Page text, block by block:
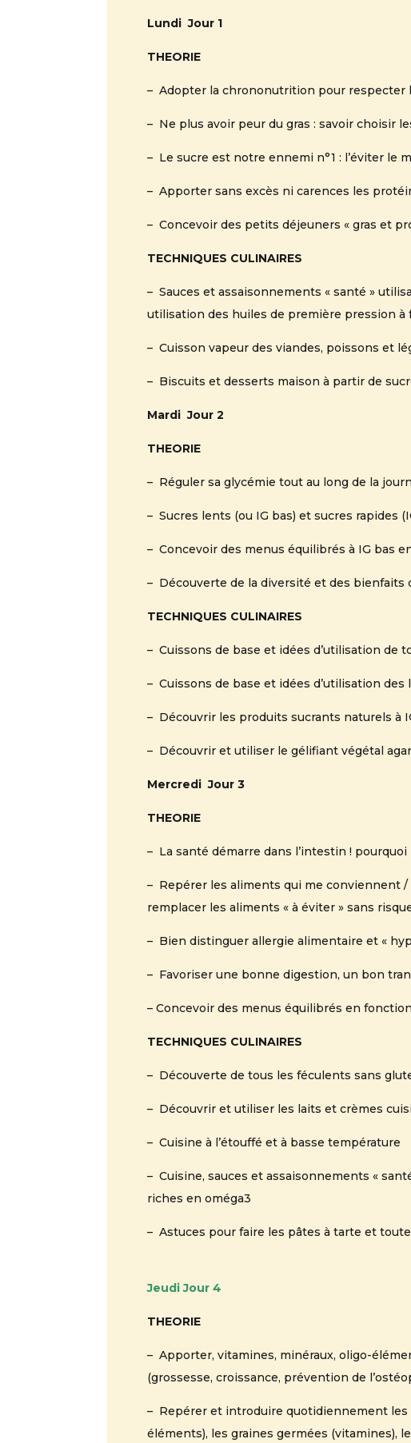
Lundi Jour 1
THEORIE
– Adopter la chrononutrition pour respecter
– Ne plus avoir peur du gras : savoir choisir
– Le sucre est notre ennemi n°1 : l’éviter le
– Apporter sans excès ni carences les
– Concevoir des petits déjeuners « gras et
TECHNIQUES CULINAIRES
– Sauces et assaisonnements « santé »
utilisation des huiles de première pression
– Cuisson vapeur des viandes, poissons et
– Biscuits et desserts maison à partir de
Mardi Jour 2
THEORIE
– Réguler sa glycémie tout au long de la
– Sucres lents (ou IG bas) et sucres rapides
– Concevoir des menus équilibrés à IG bas
– Découverte de la diversité et des bienfaits
TECHNIQUES CULINAIRES
– Cuissons de base et idées d’utilisation de
– Cuissons de base et idées d’utilisation
– Découvrir les produits sucrants naturels à
– Découvrir et utiliser le gélifiant végétal
Mercredi Jour 3
THEORIE
– La santé démarre dans l’intestin !
– Repérer les aliments qui me conviennent
remplacer les aliments « à éviter » sans
– Bien distinguer allergie alimentaire et «
– Favoriser une bonne digestion, un bon
– Concevoir des menus équilibrés en
TECHNIQUES CULINAIRES
– Découverte de tous les féculents sans
– Découvrir et utiliser les laits et crèmes
– Cuisine à l’étouffé et à basse température
– Cuisine, sauces et assaisonnements «
riches en oméga3
– Astuces pour faire les pâtes à tarte et
Jeudi Jour 4
THEORIE
– Apporter, vitamines, minéraux, oligo-
(grossesse, croissance, prévention de
– Repérer et introduire quotidiennement les
éléments), les graines germées (vitamines),